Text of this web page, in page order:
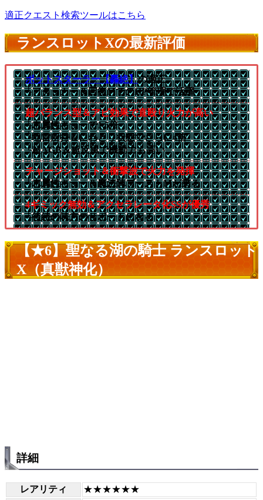
適正クエスト検索ツールはこちら
ランスロットXの最新評価
ポットスターラー【轟絶】の適正
└アタッカー＆回復MでのHP管理で活躍
超バランス型＆アビ効果で直殴り火力が高い
└木属性キラーで1.5倍
└地雷所持＆にわとり状態でさらに4倍
└超AGB＆超反風で機動力も高い
チャージショット＆衝撃波で火力を発揮
└木属性キラー＆魔法陣ブーストMが乗る
4ギミック無効＆アクセラレータ化SSが優秀
└後続の味方のサポートになる
【★6】聖なる湖の騎士 ランスロット
X（真獣神化）
詳細
レアリティ
★★★★★★